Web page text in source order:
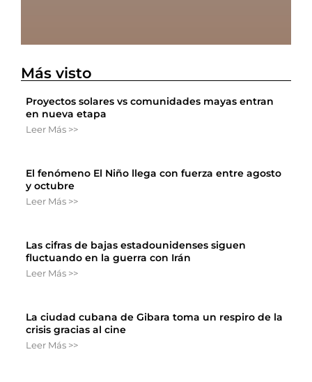
Más visto
Proyectos solares vs comunidades mayas entran
en nueva etapa
Leer Más >>
El fenómeno El Niño llega con fuerza entre agosto
y octubre
Leer Más >>
Las cifras de bajas estadounidenses siguen
fluctuando en la guerra con Irán
Leer Más >>
La ciudad cubana de Gibara toma un respiro de la
crisis gracias al cine
Leer Más >>